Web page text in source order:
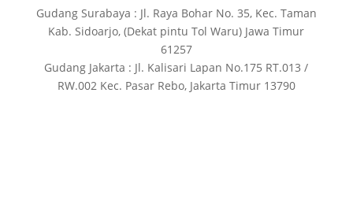
Gudang Surabaya : Jl. Raya Bohar No. 35, Kec. Taman
Kab. Sidoarjo, (Dekat pintu Tol Waru) Jawa Timur
61257
Gudang Jakarta : Jl. Kalisari Lapan No.175 RT.013 /
RW.002 Kec. Pasar Rebo, Jakarta Timur 13790